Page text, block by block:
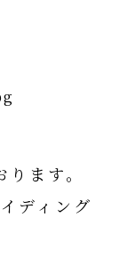
ます。
ディング